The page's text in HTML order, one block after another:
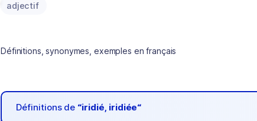
adjectif
Définitions, synonymes, exemples en français
Définitions de “iridié, iridiée“